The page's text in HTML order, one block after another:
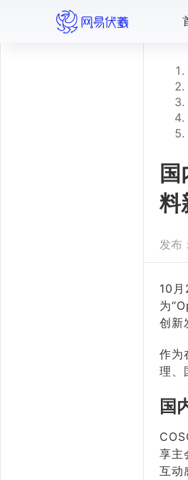
料
发布：
10
为
创新
作为
理、
国
享主
互动